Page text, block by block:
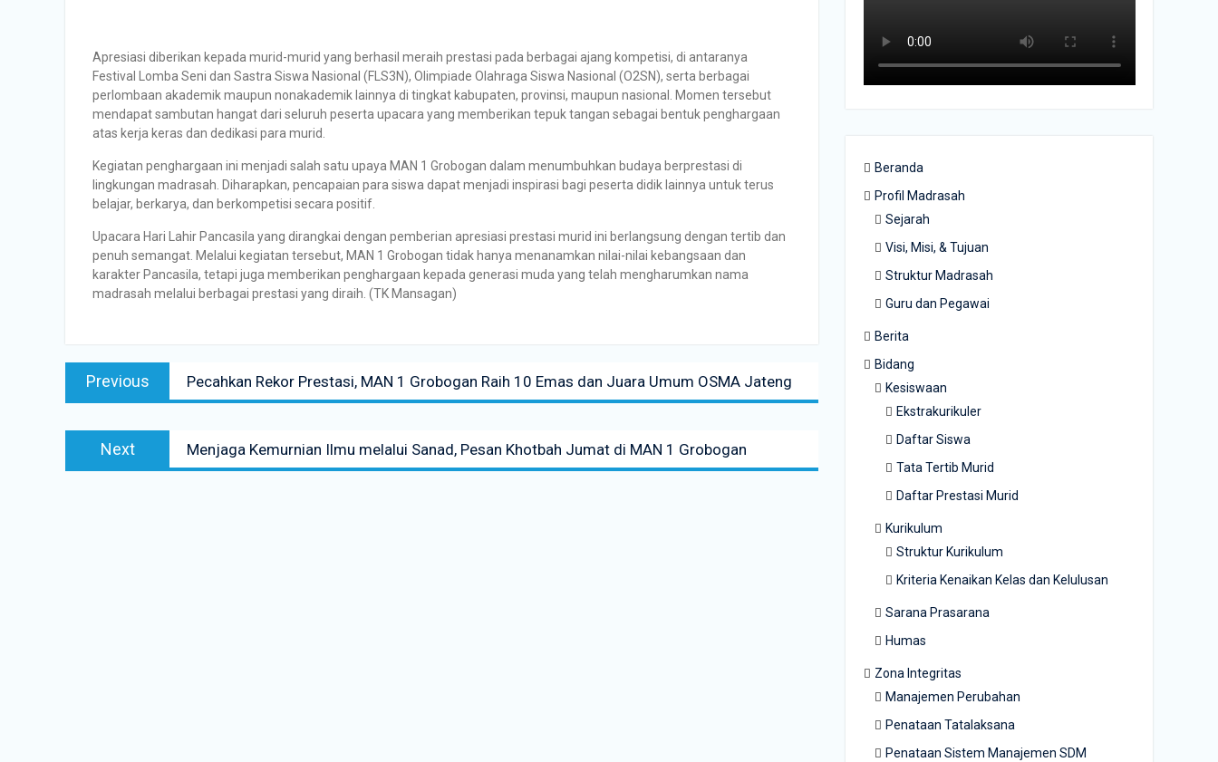
Apresiasi diberikan kepada murid-murid yang berhasil meraih prestasi pada berbagai ajang kompetisi, di antaranya
Festival Lomba Seni dan Sastra Siswa Nasional (FLS3N), Olimpiade Olahraga Siswa Nasional (O2SN), serta berbagai
perlombaan akademik maupun nonakademik lainnya di tingkat kabupaten, provinsi, maupun nasional. Momen tersebut
mendapat sambutan hangat dari seluruh peserta upacara yang memberikan tepuk tangan sebagai bentuk penghargaan
atas kerja keras dan dedikasi para murid.
Kegiatan penghargaan ini menjadi salah satu upaya MAN 1 Grobogan dalam menumbuhkan budaya berprestasi di
lingkungan madrasah. Diharapkan, pencapaian para siswa dapat menjadi inspirasi bagi peserta didik lainnya untuk terus
belajar, berkarya, dan berkompetisi secara positif.
Upacara Hari Lahir Pancasila yang dirangkai dengan pemberian apresiasi prestasi murid ini berlangsung dengan tertib dan
penuh semangat. Melalui kegiatan tersebut, MAN 1 Grobogan tidak hanya menanamkan nilai-nilai kebangsaan dan
karakter Pancasila, tetapi juga memberikan penghargaan kepada generasi muda yang telah mengharumkan nama
madrasah melalui berbagai prestasi yang diraih. (TK Mansagan)
Previous Pecahkan Rekor Prestasi, MAN 1 Grobogan Raih 10 Emas dan Juara Umum OSMA Jateng
Next Menjaga Kemurnian Ilmu melalui Sanad, Pesan Khotbah Jumat di MAN 1 Grobogan
Beranda
Profil Madrasah
Sejarah
Visi, Misi, & Tujuan
Struktur Madrasah
Guru dan Pegawai
Berita
Bidang
Kesiswaan
Ekstrakurikuler
Daftar Siswa
Tata Tertib Murid
Daftar Prestasi Murid
Kurikulum
Struktur Kurikulum
Kriteria Kenaikan Kelas dan Kelulusan
Sarana Prasarana
Humas
Zona Integritas
Manajemen Perubahan
Penataan Tatalaksana
Penataan Sistem Manajemen SDM